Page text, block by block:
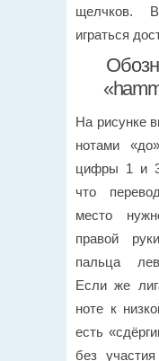
щелчков.
играться
На рисунке
нотами
цифры 1 и
что
место
правой
пальца
Если же
ноте к
есть
без